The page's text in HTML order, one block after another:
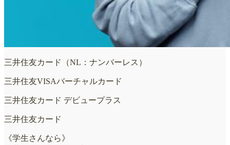
三井住友カード（NL：ナンバーレス）
三井住友VISAバーチャルカード
三井住友カード デビュープラス
三井住友カード
《学生さんなら》